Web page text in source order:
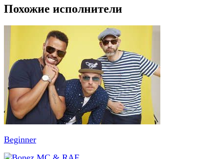
Похожие исполнители
Beginner